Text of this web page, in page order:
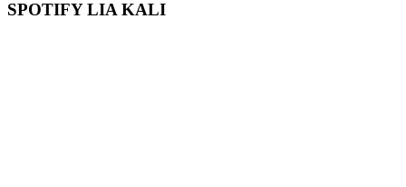
SPOTIFY LIA KALI